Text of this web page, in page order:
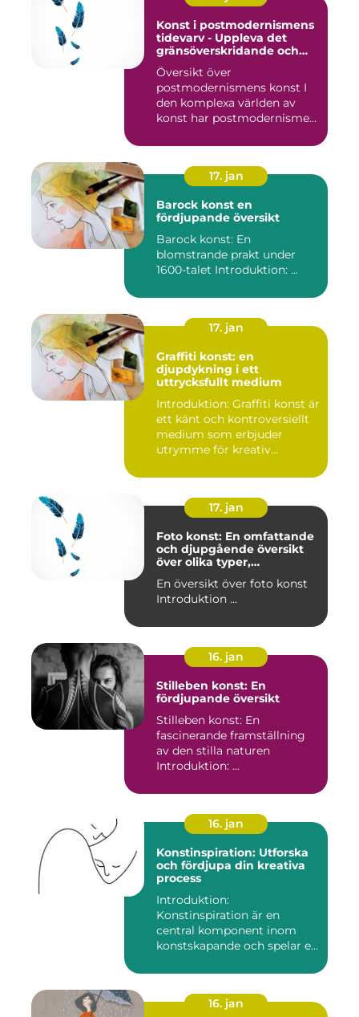
Konst i postmodernismens
tidevarv - Uppleva det
gränsöverskridande och
mångfacetterade
Översikt över
postmodernismens konst I
den komplexa världen av
konst har postmodernismen
17. jan
Barock konst en
fördjupande översikt
Barock konst: En
blomstrande prakt under
1600-talet Introduktion: ...
17. jan
Graffiti konst: en
djupdykning i ett
uttrycksfullt medium
Introduktion: Graffiti konst är
ett känt och kontroversiellt
medium som erbjuder
utrymme för kreativ...
17. jan
Foto konst: En omfattande
och djupgående översikt
över olika typer,
aspekter
En översikt över foto konst
Introduktion ...
16. jan
Stilleben konst: En
fördjupande översikt
Stilleben konst: En
fascinerande framställning
av den stilla naturen
Introduktion: ...
16. jan
Konstinspiration: Utforska
och fördjupa din kreativa
process
Introduktion:
Konstinspiration är en
central komponent inom
konstskapande och spelar en
16. jan